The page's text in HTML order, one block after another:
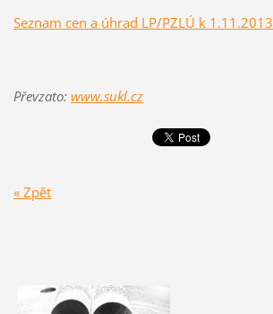
Seznam cen a úhrad LP/PZLÚ k 1.11.2013
Převzato: www.sukl.cz
« Zpět